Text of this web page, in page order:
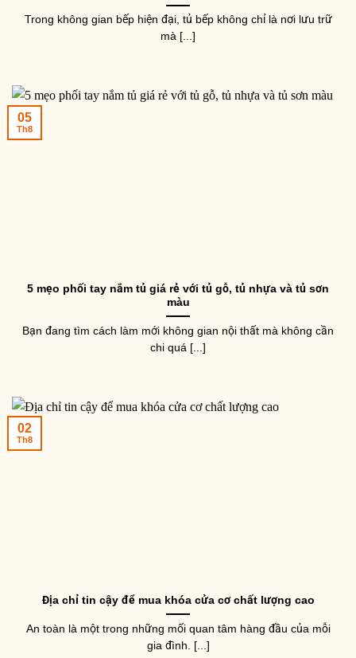
Trong không gian bếp hiện đại, tủ bếp không chỉ là nơi lưu trữ
mà [...]
5 mẹo phối tay nắm tủ giá rẻ với tủ gỗ, tủ nhựa và tủ sơn
màu
Bạn đang tìm cách làm mới không gian nội thất mà không cần
chi quá [...]
05
Th8
Địa chỉ tin cậy để mua khóa cửa cơ chất lượng cao
An toàn là một trong những mối quan tâm hàng đầu của mỗi
gia đình. [...]
02
Th8